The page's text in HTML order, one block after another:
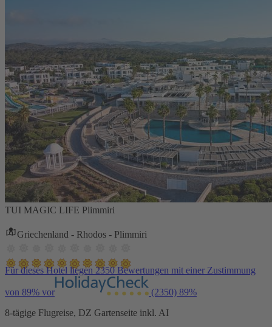
TUI MAGIC LIFE Plimmiri
Griechenland - Rhodos - Plimmiri
Für dieses Hotel liegen 2350 Bewertungen mit einer Zustimmung
von 89% vor (2350) 89%
8-tägige Flugreise, DZ Gartenseite inkl. AI